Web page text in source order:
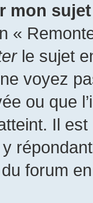
mon
«
le sujet
voyez
ou que
Il
forum